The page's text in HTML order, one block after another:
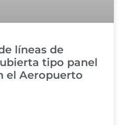
líneas de
tipo panel
el Aeropuerto